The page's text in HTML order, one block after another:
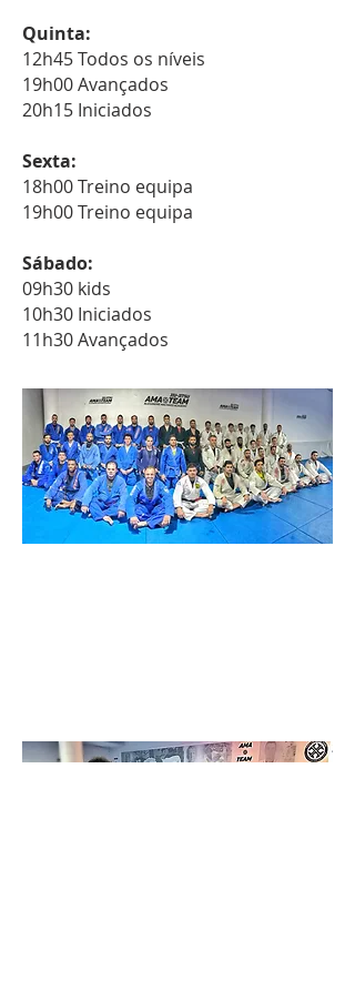
Quinta:
12h45 Todos os níveis
19h00 Avançados
20h15 Iniciados
Sexta:
18h00 Treino equipa
19h00 Treino equipa
Sábado:
09h30 kids
10h30 Iniciados
11h30 Avançados